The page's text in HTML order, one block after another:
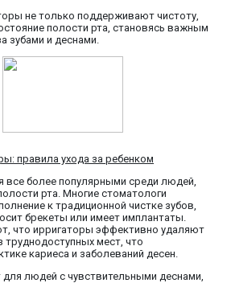
не только поддерживают чистоту,
полости рта, становясь важным
зубами и деснами.
правила ухода за ребенком
все более популярными среди людей,
рта. Многие стоматологи
к традиционной чистке зубов,
брекеты или имеет имплантаты.
что ирригаторы эффективно удаляют
труднодоступных мест, что
кариеса и заболеваний десен.
людей с чувствительными деснами,